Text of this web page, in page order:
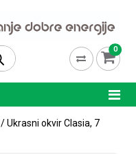
0
/ Ukrasni okvir Clasia, 7